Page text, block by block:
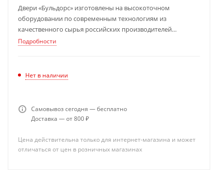
Двери «Бульдорс» изготовлены на высокоточном
оборудовании по современным технологиям из
качественного сырья российских производителей
риск возникновения брака.
Все составляющие дверных конструкций неоднократно
срока эксплуатации.
Стальные двери «Бульдорс» на 100% отвечают
Подробности
Нет в наличии
Самовывоз сегодня — бесплатно
Доставка — от 800 ₽
Цена действительна только для интернет-магазина и может
отличаться от цен в розничных магазинах